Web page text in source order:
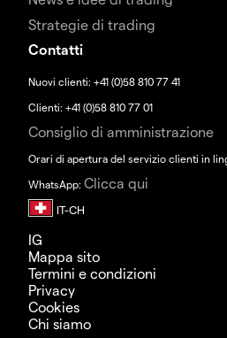
Strategie di trading
Contatti
Nuovi clienti: +41 (0)58 810 77 41
Clienti: +41 (0)58 810 77 01
Consiglio di amministrazione
Orari di apertura del servizio clienti in
WhatsApp: Clicca qui
IG
Mappa sito
Termini e condizioni
Privacy
Cookies
Chi siamo